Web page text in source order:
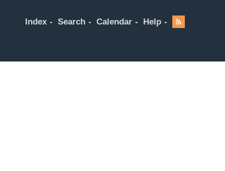
Index Search Calendar Help